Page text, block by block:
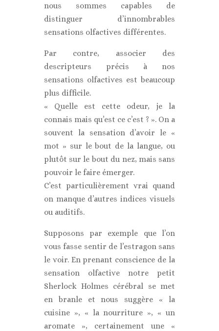
nous sommes capables de
distinguer d’innombrables
sensations olfactives différentes.
Par contre, associer des
descripteurs précis à nos
sensations olfactives est beaucoup
plus difficile.
« Quelle est cette odeur, je la
connais mais qu’est ce c’est ? ». On a
souvent la sensation d’avoir le «
mot » sur le bout de la langue, ou
plutôt sur le bout du nez, mais sans
pouvoir le faire émerger.
C’est particulièrement vrai quand
on manque d’autres indices visuels
ou auditifs.
Supposons par exemple que l’on
vous fasse sentir de l’estragon sans
le voir. En prenant conscience de la
sensation olfactive notre petit
Sherlock Holmes cérébral se met
en branle et nous suggère « la
cuisine », « la nourriture », « un
aromate », certainement une «